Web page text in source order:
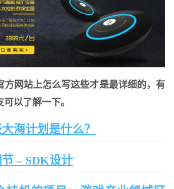
方网站上怎么写这些才是最详细的，有
以了解一下。
海计划是什么？
– SDK设计